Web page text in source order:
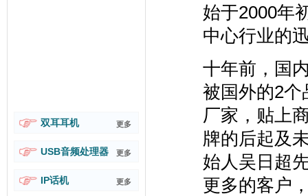
双耳耳机 更多
USB音频处理器 更多
IP话机 更多
始于2000年
中心行业的
十年前，国
被国外的2个
厂家，贴上
牌的后起及
始人吴日超
更多的客户